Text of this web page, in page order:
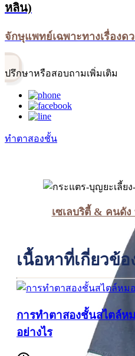
หลิน)
จักษุแพทย์เฉพาะทางเรื่องด
ปรึกษาหรือสอบถามเพิ่มเติม
ทำตาสองชั้น
เซเลบริตี้ & คนดั
เนื้อหาที่เกี่ยวข้อ
การทำตาสองชั้นสไตล์ห
อย่างไร